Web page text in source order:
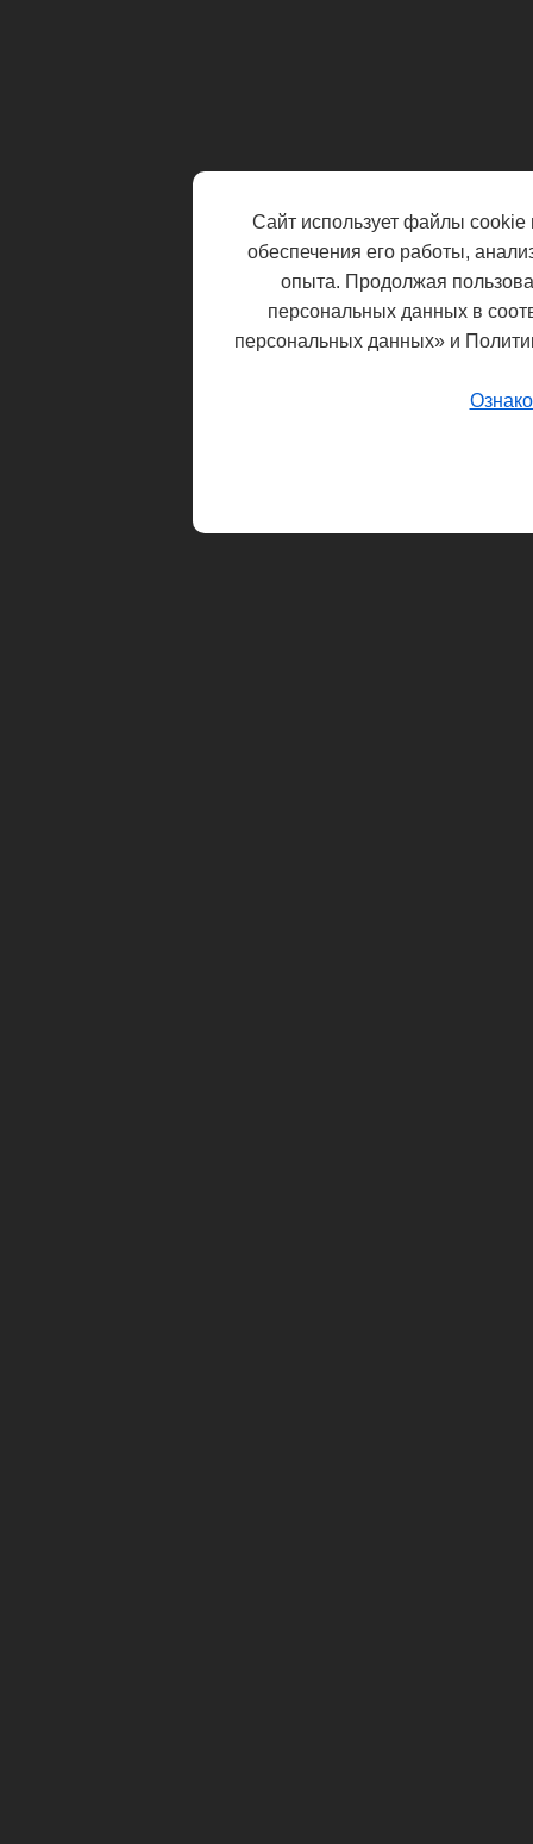
Сайт использует файлы cookie
обеспечения его работы,
опыта. Продолжая
персональных данных в
персональных данных» и